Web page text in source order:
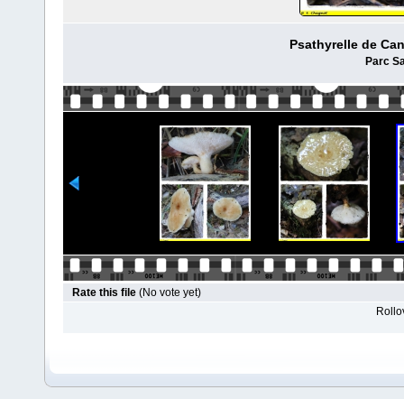
Psathyrelle de
Parc
Rate this file (No vote yet)